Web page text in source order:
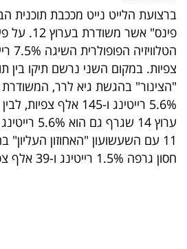
ברצועת הלייט נייט מככבת תוכנית
פינס" אשר
צפיות. במקום השני נרשם תיקו בין
5.6% רייטינג ו-145
11 עם השעשועון "האחוזון
חסון גרפה 1.5% רייטינג ו-39 אלף צפיות.